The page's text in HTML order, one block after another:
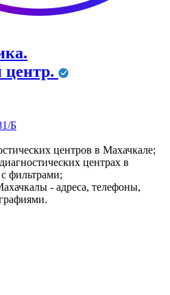
центр.
Б
центров в Махачкале;
центрах в
фильтрами;
- адреса, телефоны,